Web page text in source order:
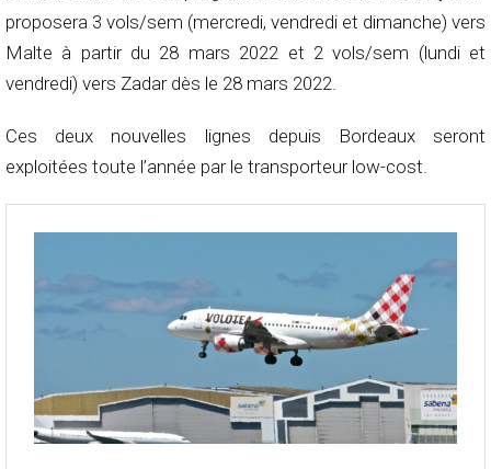
proposera 3 vols/sem (mercredi, vendredi et dimanche) vers
Malte à partir du 28 mars 2022 et 2 vols/sem (lundi et
vendredi) vers Zadar dès le 28 mars 2022.
Ces deux nouvelles lignes depuis Bordeaux seront
exploitées toute l’année par le transporteur low-cost.